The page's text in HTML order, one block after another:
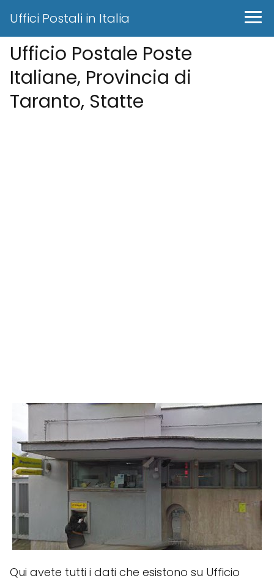
Uffici Postali in Italia
Ufficio Postale Poste
Italiane, Provincia di
Taranto, Statte
Qui avete tutti i dati che esistono su Ufficio